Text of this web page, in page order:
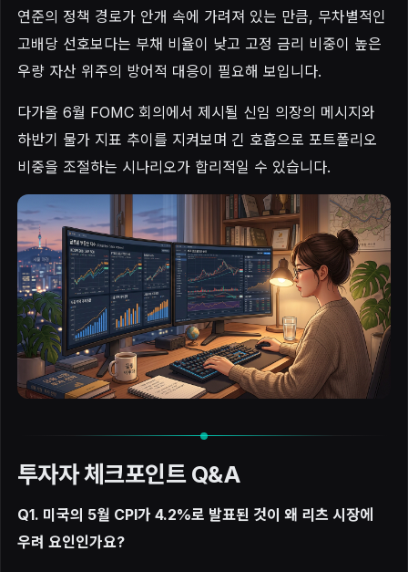
연준의 정책 경로가 안개 속에 가려져 있는 만큼, 무차별적인
고배당 선호보다는 부채 비율이 낮고 고정 금리 비중이 높은
우량 자산 위주의 방어적 대응이 필요해 보입니다.
다가올 6월 FOMC 회의에서 제시될 신임 의장의 메시지와
하반기 물가 지표 추이를 지켜보며 긴 호흡으로 포트폴리오
비중을 조절하는 시나리오가 합리적일 수 있습니다.
투자자 체크포인트 Q&A
Q1. 미국의 5월 CPI가 4.2%로 발표된 것이 왜 리츠 시장에
우려 요인인가요?